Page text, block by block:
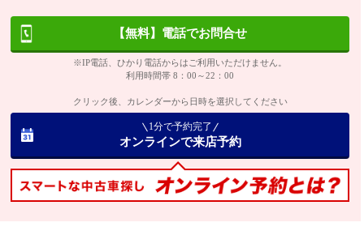
【無料】電話でお問合せ
※IP電話、ひかり電話からはご利用いただけません。
利用時間帯 8：00～22：00
クリック後、カレンダーから日時を選択してください
1分で予約完了
オンラインで来店予約